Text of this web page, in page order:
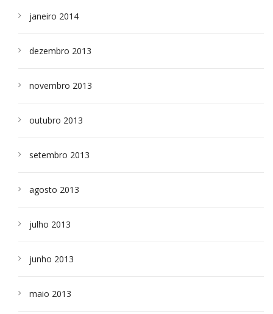
janeiro 2014
dezembro 2013
novembro 2013
outubro 2013
setembro 2013
agosto 2013
julho 2013
junho 2013
maio 2013